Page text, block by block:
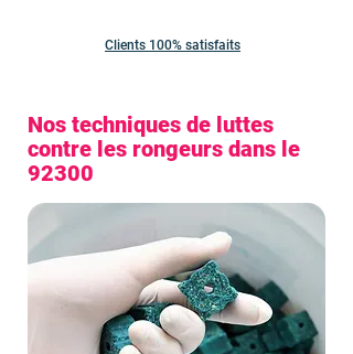
Clients 100% satisfaits
Nos techniques de luttes
contre les rongeurs dans le
92300